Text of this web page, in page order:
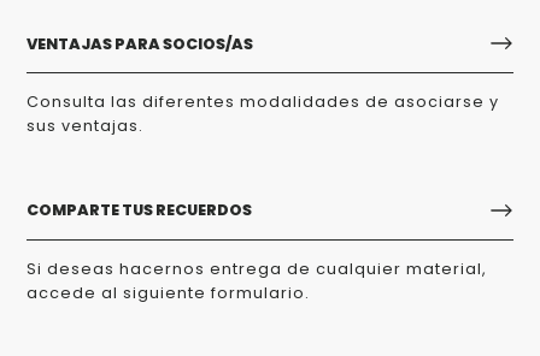
VENTAJAS PARA SOCIOS/AS
Consulta las diferentes modalidades de asociarse y
sus ventajas.
COMPARTE TUS RECUERDOS
Si deseas hacernos entrega de cualquier material,
accede al siguiente formulario.